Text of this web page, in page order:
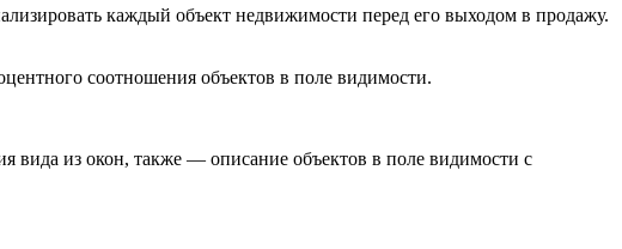
каждый объект недвижимости перед его выходом в продажу.
соотношения объектов в поле видимости.
вида из окон, также — описание объектов в поле видимости с